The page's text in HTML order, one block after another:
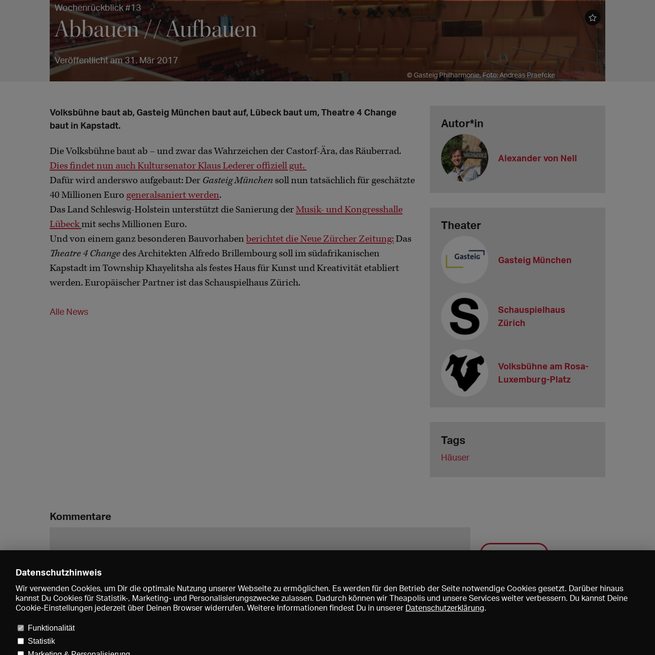
Wochenrückblick #13
Abbauen // Aufbauen
Veröffentlicht am 31. Mär 2017
© Gasteig Philharmonie, Foto: Andreas Praefcke CC BY-SA 3.0
Volksbühne baut ab, Gasteig München baut auf, Lübeck baut um, Theatre 4 Change
baut in Kapstadt.
Die Volksbühne baut ab – und zwar das Wahrzeichen der Castorf-Ära, das Räuberrad.
Dies findet nun auch Kultursenator Klaus Lederer offiziell gut.
Dafür wird anderswo aufgebaut: Der Gasteig München soll nun tatsächlich für geschätzte
40 Millionen Euro generalsaniert werden.
Das Land Schleswig-Holstein unterstützt die Sanierung derMusik- und Kongresshalle
Lübeckmit sechs Millionen Euro.
Und von einem ganz besonderen Bauvorhaben berichtet die Neue Zürcher Zeitung:Das
Theatre 4 Change des Architekten Alfredo Brillembourg soll im südafrikanischen
Kapstadt im Township Khayelitsha als festes Haus für Kunst und Kreativität etabliert
werden. Europäischer Partner ist das Schauspielhaus Zürich.
Alle News
Autor*in
Alexander von Nell
Theater
Gasteig München
Schauspielhaus
Zürich
Volksbühne am Rosa-
Luxemburg-Platz
Tags
Häuser
Kommentare
Speichern
Datenschutzhinweis
Wir verwenden Cookies, um Dir die optimale Nutzung unserer Webseite zu ermöglichen. Es werden für den Betrieb der Seite notwendige Cookies gesetzt. Darüber hinaus
kannst Du Cookies für Statistik-, Marketing- und Personalisierungszwecke zulassen. Dadurch können wir Theapolis und unsere Services weiter verbessern. Du kannst Deine
Cookie-Einstellungen jederzeit über Deinen Browser widerrufen. Weitere Informationen findest Du in unserer Datenschutzerklärung.
Funktionalität
Statistik